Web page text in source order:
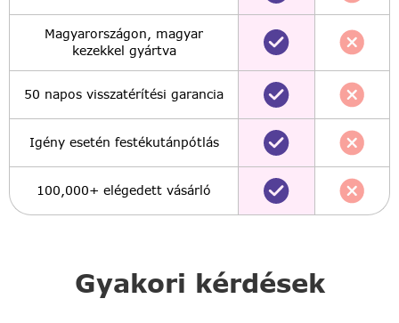
Gyakori kérdések
Magyarországon, magyar
kezekkel gyártva
50 napos visszatérítési garancia
Igény esetén festékutánpótlás
100,000+ elégedett vásárló